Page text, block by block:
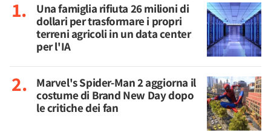
Una famiglia rifiuta 26 milioni di
dollari per trasformare i propri
terreni agricoli in un data center
per l'IA
Marvel's Spider-Man 2 aggiorna il
costume di Brand New Day dopo
le critiche dei fan